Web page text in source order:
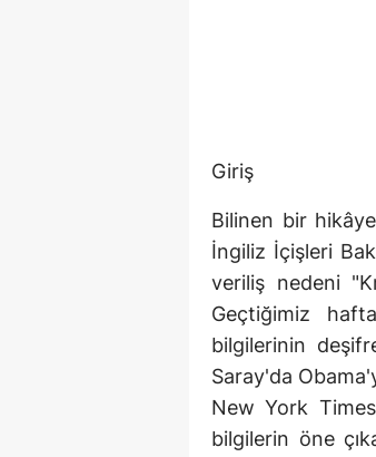
Giriş
Bilinen bir
İngiliz İçişleri
veriliş nedeni
Geçtiğimiz
bilgilerinin
Saray'da
New York
bilgilerin öne